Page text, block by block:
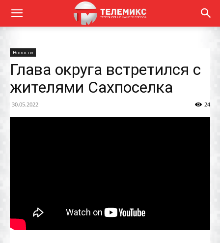
Новости
Глава округа встретился с
жителями Сахпоселка
30.05.2022 24